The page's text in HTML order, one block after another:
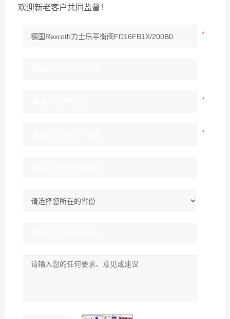
欢迎新老客户共同监督！